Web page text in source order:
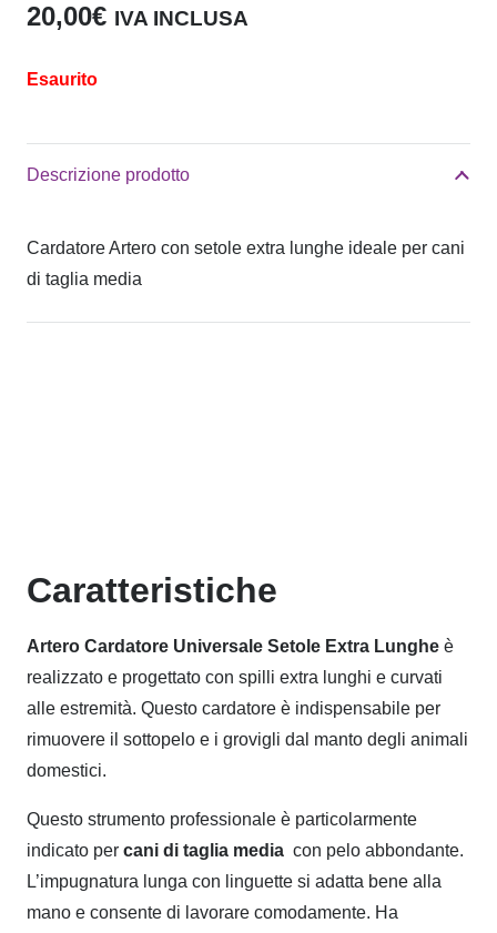
20,00€ IVA INCLUSA
Esaurito
Descrizione prodotto
Cardatore Artero con setole extra lunghe ideale per cani
di taglia media
Caratteristiche
Artero Cardatore Universale Setole Extra Lunghe è
realizzato e progettato con spilli extra lunghi e curvati
alle estremità. Questo cardatore è indispensabile per
rimuovere il sottopelo e i grovigli dal manto degli animali
domestici.
Questo strumento professionale è particolarmente
indicato per cani di taglia media con pelo abbondante.
L’impugnatura lunga con linguette si adatta bene alla
mano e consente di lavorare comodamente. Ha